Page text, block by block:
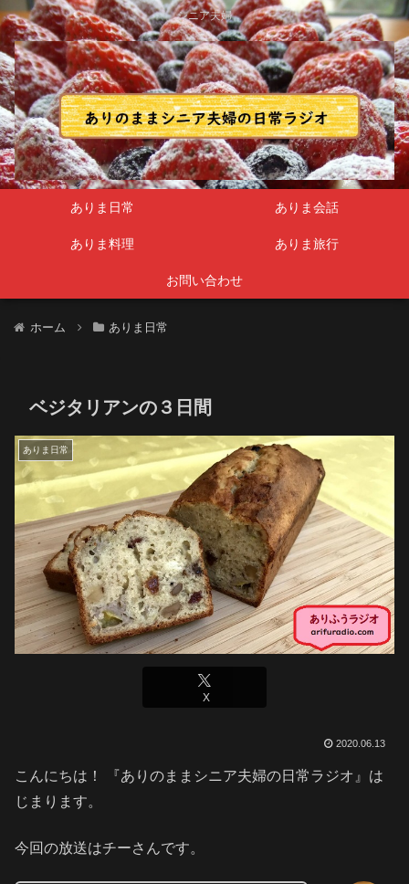
シニア夫婦
ありま日常 ありま会話
ありま料理 ありま旅行
お問い合わせ
ホーム ありま日常
ベジタリアンの３日間
ありま日常
X
2020.06.13
こんにちは！ 『ありのままシニア夫婦の日常ラジオ』は
じまります。
今回の放送はチーさんです。